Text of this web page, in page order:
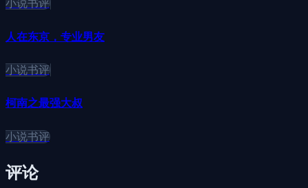
小说书评
人在东京，专业男友
小说书评
柯南之最强大叔
小说书评
评论